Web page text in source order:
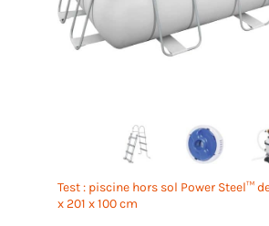
diagonale
mm, utile
en losange et
diamant 200
modèle
un disque de
mm et une
rotation de
Test : piscine hors sol Power Steel™
x 201 x 100 cm